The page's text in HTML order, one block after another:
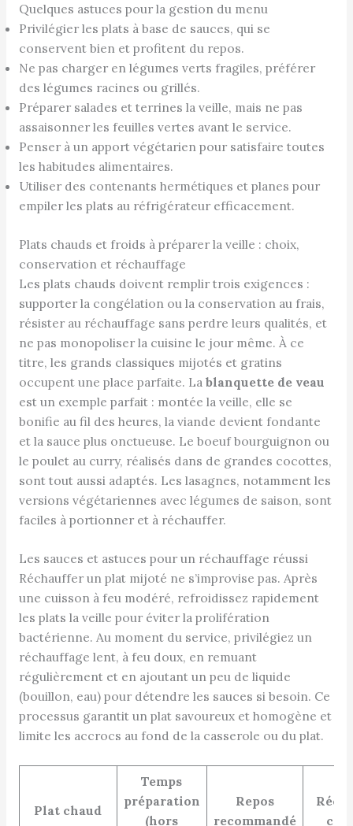
Quelques astuces pour la gestion du menu
Privilégier les plats à base de sauces, qui se
conservent bien et profitent du repos.
Ne pas charger en légumes verts fragiles, préférer
des légumes racines ou grillés.
Préparer salades et terrines la veille, mais ne pas
assaisonner les feuilles vertes avant le service.
Penser à un apport végétarien pour satisfaire toutes
les habitudes alimentaires.
Utiliser des contenants hermétiques et planes pour
empiler les plats au réfrigérateur efficacement.
Plats chauds et froids à préparer la veille : choix,
conservation et réchauffage
Les plats chauds doivent remplir trois exigences :
supporter la congélation ou la conservation au frais,
résister au réchauffage sans perdre leurs qualités, et
ne pas monopoliser la cuisine le jour même. À ce
titre, les grands classiques mijotés et gratins
occupent une place parfaite. La blanquette de veau
est un exemple parfait : montée la veille, elle se
bonifie au fil des heures, la viande devient fondante
et la sauce plus onctueuse. Le boeuf bourguignon ou
le poulet au curry, réalisés dans de grandes cocottes,
sont tout aussi adaptés. Les lasagnes, notamment les
versions végétariennes avec légumes de saison, sont
faciles à portionner et à réchauffer.
Les sauces et astuces pour un réchauffage réussi
Réchauffer un plat mijoté ne s’improvise pas. Après
une cuisson à feu modéré, refroidissez rapidement
les plats la veille pour éviter la prolifération
bactérienne. Au moment du service, privilégiez un
réchauffage lent, à feu doux, en remuant
régulièrement et en ajoutant un peu de liquide
(bouillon, eau) pour détendre les sauces si besoin. Ce
processus garantit un plat savoureux et homogène et
limite les accrocs au fond de la casserole ou du plat.
Plat chaud
Temps
préparation
(hors
Repos
recommandé